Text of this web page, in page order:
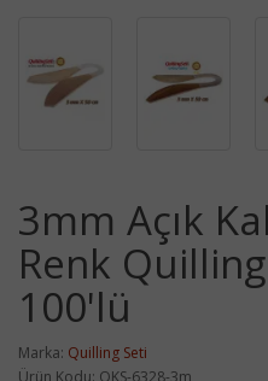
3mm Açık
Renk Quilling
100'lü
Marka: Quilling Seti
Ürün Kodu: QKS-6328-3m